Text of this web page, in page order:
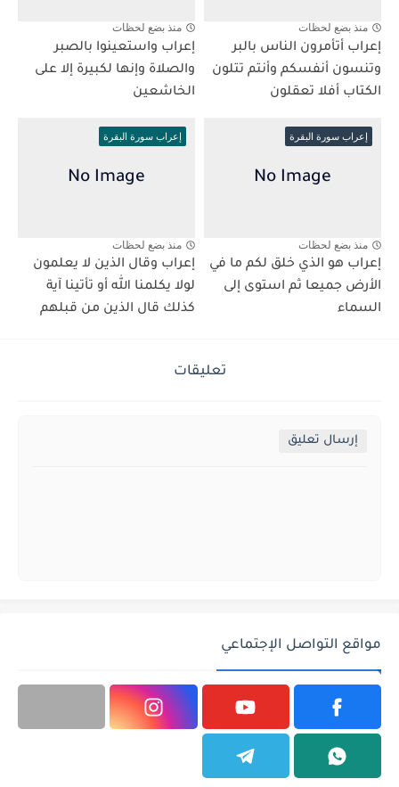
منذ بضع لحظات
إعراب أتأمرون الناس بالبر
وتنسون أنفسكم وأنتم تتلون
الكتاب أفلا تعقلون
منذ بضع لحظات
إعراب واستعينوا بالصبر
والصلاة وإنها لكبيرة إلا على
الخاشعين
إعراب سورة البقرة
منذ بضع لحظات
إعراب هو الذي خلق لكم ما في
الأرض جميعا ثم استوى إلى
السماء
إعراب سورة البقرة
منذ بضع لحظات
إعراب وقال الذين لا يعلمون
لولا يكلمنا الله أو تأتينا آية
كذلك قال الذين من قبلهم
تعليقات
إرسال تعليق
مواقع التواصل الإجتماعي